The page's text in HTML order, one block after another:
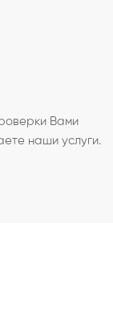
Вами
наши услуги.